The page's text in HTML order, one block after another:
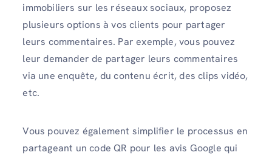
immobiliers sur les réseaux sociaux, proposez
plusieurs options à vos clients pour partager
leurs commentaires. Par exemple, vous pouvez
leur demander de partager leurs commentaires
via une enquête, du contenu écrit, des clips vidéo,
etc.
Vous pouvez également simplifier le processus en
partageant un code QR pour les avis Google qui